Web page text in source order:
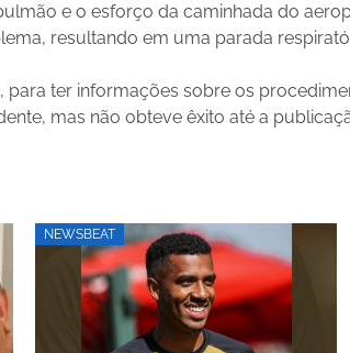
e o esforço da caminhada do
resultando em uma parada
ter informações sobre os
mas não obteve êxito até a
NEWSBEAT